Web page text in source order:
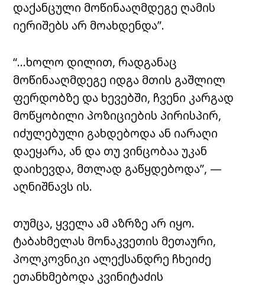
დაქანცული მოწინააღმდეგე ღამის
იერიშებს არ მოახდენდა”.
“…ხოლო დილით, რადგანაც
მოწინააღმდეგე იდგა მთის გაშლილ
ფერდობზე და ხევებში, ჩვენი კარგად
მოწყობილი პოზიციების პირისპირ,
იძულებული გახდებოდა ან იარაღი
დაეყარა, ან და თუ ვინცობაა უკან
დაიხევდა, მთლად გაწყდებოდა”, —
აღნიშნავს ის.
თუმცა, ყველა ამ აზრზე არ იყო.
ტაბახმელას მონაკვეთის მეთაური,
პოლკოვნიკი ალექსანდრე ჩხეიძე
ეთანხმებოდა კვინიტაძის